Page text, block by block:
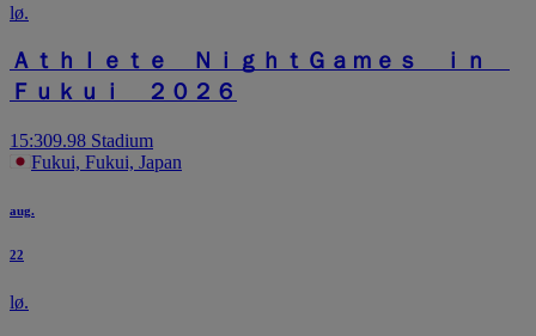
lø.
Ａｔｈｌｅｔｅ ＮｉｇｈｔＧａｍｅｓ ｉｎ
Ｆｕｋｕｉ ２０２６
15:309.98 Stadium
Fukui, Fukui, Japan
aug.
22
lø.